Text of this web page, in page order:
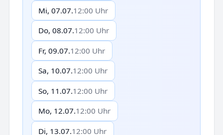
Mi, 07.07.12:00 Uhr
Do, 08.07.12:00 Uhr
Fr, 09.07.12:00 Uhr
Sa, 10.07.12:00 Uhr
So, 11.07.12:00 Uhr
Mo, 12.07.12:00 Uhr
Di, 13.07.12:00 Uhr